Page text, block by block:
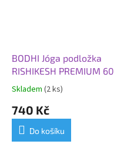
BODHI Jóga podložka
RISHIKESH PREMIUM 60
XL, 200x60x0,45 cm,
červená
Skladem (2 ks)
740 Kč
Do košíku